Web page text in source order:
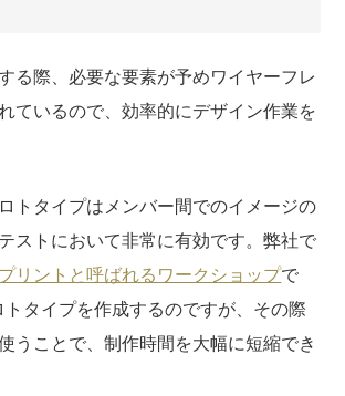
る際、必要な要素が予めワイヤーフレ
ているので、効率的にデザイン作業を
トタイプはメンバー間でのイメージの
ストにおいて非常に有効です。弊社で
リントと呼ばれるワークショップで
トタイプを作成するのですが、その際
うことで、制作時間を大幅に短縮でき